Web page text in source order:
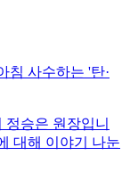
침 사수하는 '탄·
승은 원장입니
대해 이야기 나눈